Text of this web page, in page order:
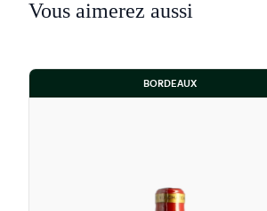
Vous aimerez aussi
BORDEAUX